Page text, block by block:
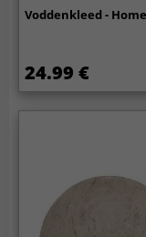
Voddenkleed -
24.99 €